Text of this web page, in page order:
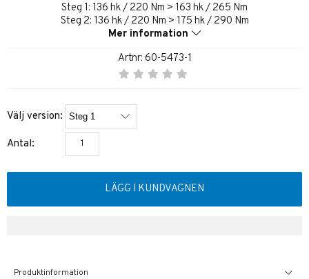
Steg 1: 136 hk / 220 Nm > 163 hk / 265 Nm
Steg 2: 136 hk / 220 Nm > 175 hk / 290 Nm
Mer information
Artnr: 60-5473-1
Välj version:
Antal:
LÄGG I KUNDVAGNEN
Produktinformation